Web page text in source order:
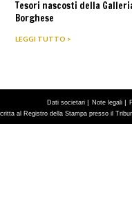
Tesori nascosti della
Borghese
LEGGI TUTTO >
Dati societari | Note legali |
al Registro della Stampa presso il